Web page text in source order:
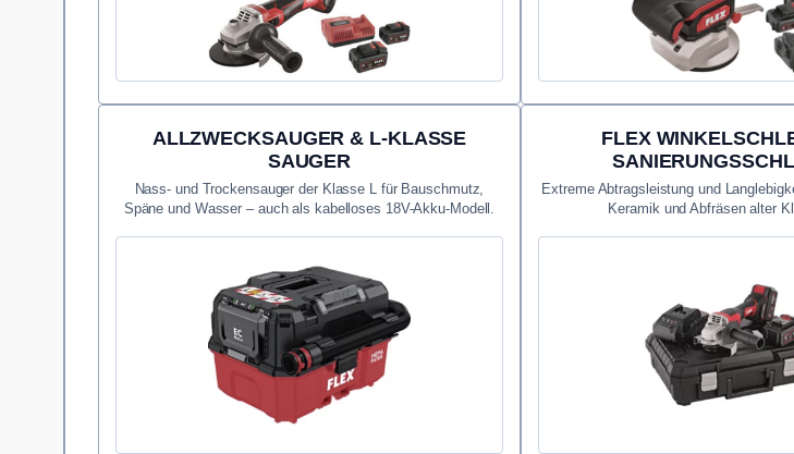
ALLZWECKSAUGER & L-KLASSE
SAUGER
Nass- und Trockensauger der Klasse L für Bauschmutz,
Späne und Wasser – auch als kabelloses 18V-Akku-Modell.
FLEX
Extreme Abtragsleistung und
Keramik und Abfräsen alter